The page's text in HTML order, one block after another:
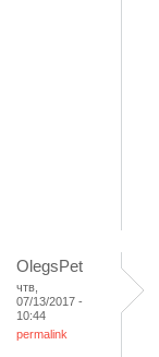
OlegsPet
чтв,
07/13/2017 -
10:44
permalink